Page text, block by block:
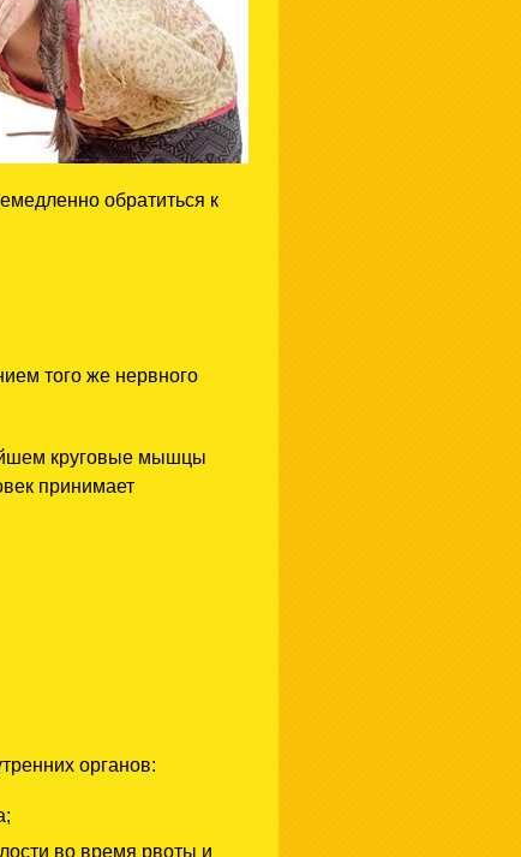
обратиться к
того же нервного
круговые мышцы
принимает
органов:
во время рвоты и